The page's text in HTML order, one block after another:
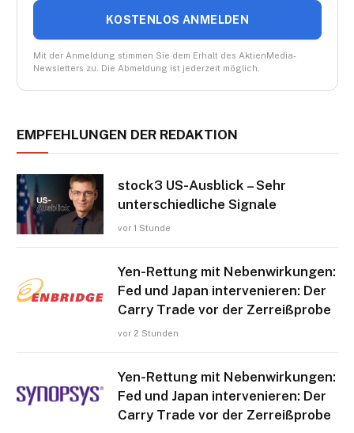
KOSTENLOS ANMELDEN
Mit der Anmeldung stimmen Sie dem Erhalt des AktienMedia-
Newsletters zu. Die Abmeldung ist jederzeit möglich.
EMPFEHLUNGEN DER REDAKTION
stock3 US-Ausblick – Sehr
unterschiedliche Signale
vor 1 Stunde
Yen-Rettung mit Nebenwirkungen:
Fed und Japan intervenieren: Der
Carry Trade vor der Zerreißprobe
vor 2 Stunden
Yen-Rettung mit Nebenwirkungen:
Fed und Japan intervenieren: Der
Carry Trade vor der Zerreißprobe